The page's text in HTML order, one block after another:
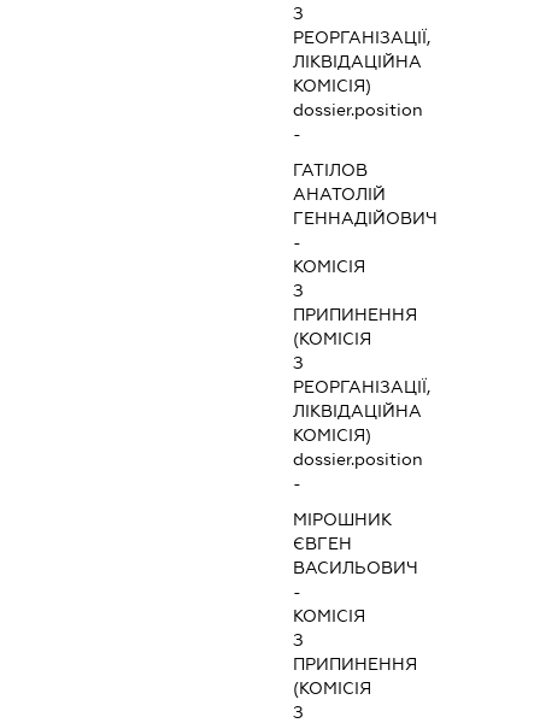
З
РЕОРГАНІЗАЦІЇ,
ЛІКВІДАЦІЙНА
КОМІСІЯ)
dossier.position
-
ГАТІЛОВ
АНАТОЛІЙ
ГЕННАДІЙОВИЧ
-
КОМІСІЯ
З
ПРИПИНЕННЯ
(КОМІСІЯ
З
РЕОРГАНІЗАЦІЇ,
ЛІКВІДАЦІЙНА
КОМІСІЯ)
dossier.position
-
МІРОШНИК
ЄВГЕН
ВАСИЛЬОВИЧ
-
КОМІСІЯ
З
ПРИПИНЕННЯ
(КОМІСІЯ
З